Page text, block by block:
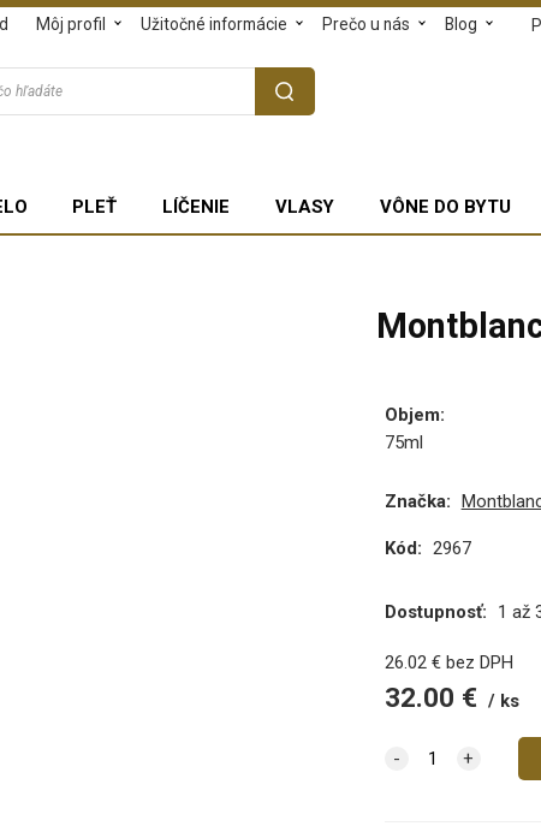
Môj profil Užitočné informácie Prečo u nás Blog
PLEŤ LÍČENIE VLASY VÔNE DO BYTU
Objem:
75ml
Značka:
Kód: 2967
Dostupnosť: 1 až
26.02€ bez DPH
32.00 € ks